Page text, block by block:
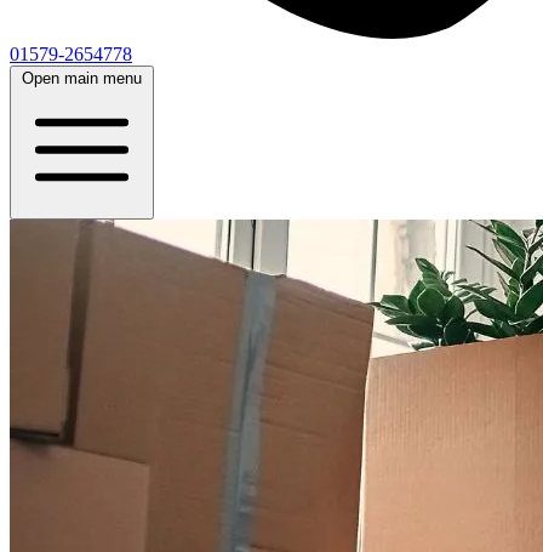
01579-2654778
Open main menu